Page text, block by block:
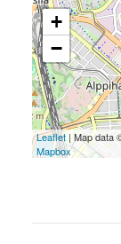
+
−
Leaflet| Map data
Mapbox